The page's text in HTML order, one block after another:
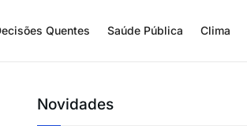
Quentes Saúde Pública Clima
Novidades